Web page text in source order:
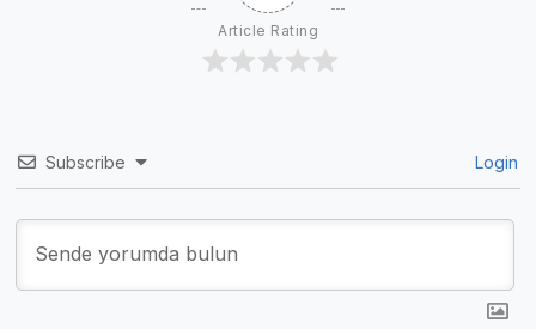
Article Rating
Subscribe Login